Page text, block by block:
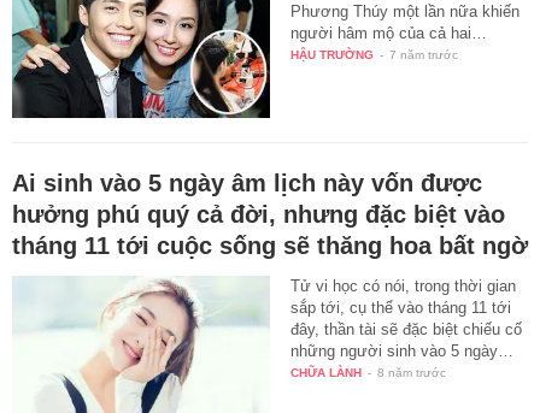
Phương Thúy một lần nữa khiến
người hâm mộ của cả hai…
HẬU TRƯỜNG - 7 năm trước
Ai sinh vào 5 ngày âm lịch này vốn được
hưởng phú quý cả đời, nhưng đặc biệt vào
tháng 11 tới cuộc sống sẽ thăng hoa bất ngờ
Tử vi học có nói, trong thời gian
sắp tới, cụ thể vào tháng 11 tới
đây, thần tài sẽ đặc biệt chiếu cố
những người sinh vào 5 ngày…
CHỮA LÀNH - 8 năm trước